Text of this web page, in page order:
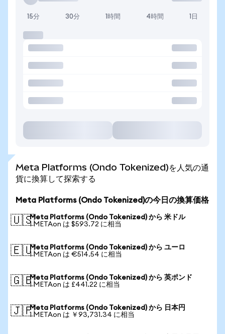
15分 30分 1時間 4時間 1日
Meta Platforms (Ondo Tokenized)を人気の通
貨に換算して探索する
Meta Platforms (Ondo Tokenized)の今日の換算価格
🇺🇸Meta Platforms (Ondo Tokenized) から 米ドル
1 METAon は $593.72 に相当
🇪🇺Meta Platforms (Ondo Tokenized) から ユーロ
1 METAon は €514.54 に相当
🇬🇧Meta Platforms (Ondo Tokenized) から 英ポンド
1 METAon は £441.22 に相当
🇯🇵Meta Platforms (Ondo Tokenized) から 日本円
1 METAon は ￥93,731.34 に相当